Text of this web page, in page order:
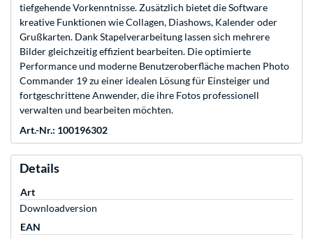
tiefgehende Vorkenntnisse. Zusätzlich bietet die Software
kreative Funktionen wie Collagen, Diashows, Kalender oder
Grußkarten. Dank Stapelverarbeitung lassen sich mehrere
Bilder gleichzeitig effizient bearbeiten. Die optimierte
Performance und moderne Benutzeroberfläche machen Photo
Commander 19 zu einer idealen Lösung für Einsteiger und
fortgeschrittene Anwender, die ihre Fotos professionell
verwalten und bearbeiten möchten.
Art.-Nr.: 100196302
Details
Art
Downloadversion
EAN